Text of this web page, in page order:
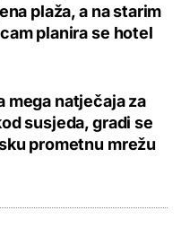
plaža, a na starim
planira se hotel
mega natječaja za
susjeda, gradi se
prometnu mrežu